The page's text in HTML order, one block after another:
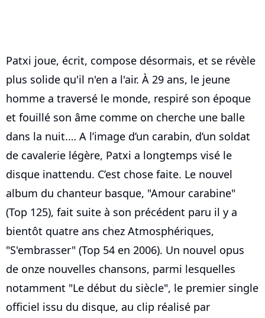
Patxi joue, écrit, compose désormais, et se révèle
plus solide qu'il n'en a l'air. À 29 ans, le jeune
homme a traversé le monde, respiré son époque
et fouillé son âme comme on cherche une balle
dans la nuit.… A l’image d’un carabin, d’un soldat
de cavalerie légère, Patxi a longtemps visé le
disque inattendu. C’est chose faite. Le nouvel
album du chanteur basque, "Amour carabine"
(Top 125), fait suite à son précédent paru il y a
bientôt quatre ans chez Atmosphériques,
"S'embrasser" (Top 54 en 2006). Un nouvel opus
de onze nouvelles chansons, parmi lesquelles
notamment "Le début du siècle", le premier single
officiel issu du disque, au clip réalisé par